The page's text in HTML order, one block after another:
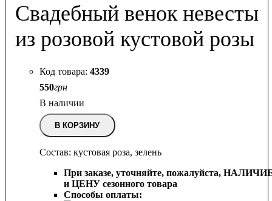
Свадебный венок невесты
из розовой кустовой розы
4339
550грн
В наличии
В КОРЗИНУ
Состав: кустовая роза, зелень
При заказе, уточняйте, пожалуйста,
и ЦЕНУ сезонного товара
Способы оплаты: